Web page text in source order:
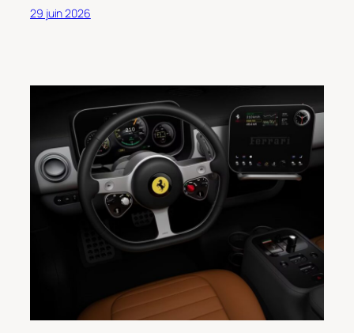
29 juin 2026